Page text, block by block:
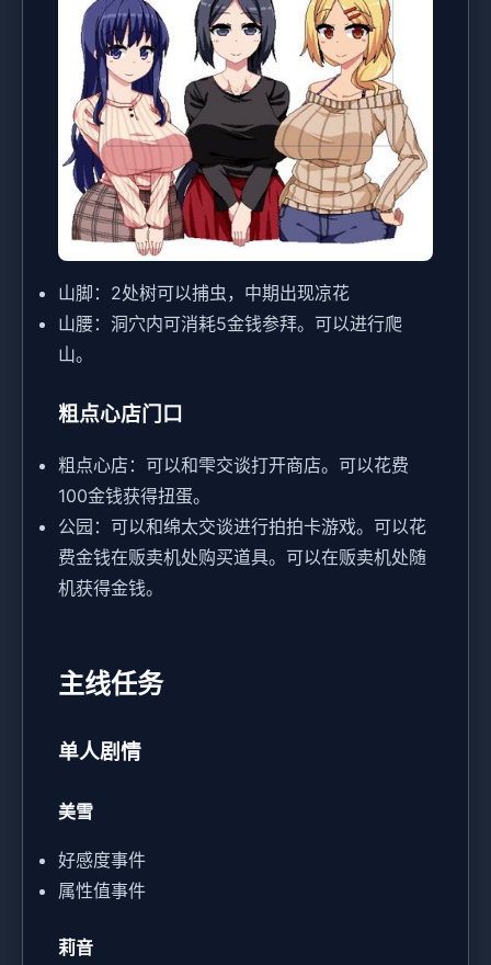
山脚：2处树可以捕虫，中期出现凉花
山腰：洞穴内可消耗5金钱参拜。可以进行爬
山。
粗点心店门口
粗点心店：可以和雫交谈打开商店。可以花费
100金钱获得扭蛋。
公园：可以和绵太交谈进行拍拍卡游戏。可以花
费金钱在贩卖机处购买道具。可以在贩卖机处随
机获得金钱。
主线任务
单人剧情
美雪
好感度事件
属性值事件
莉音